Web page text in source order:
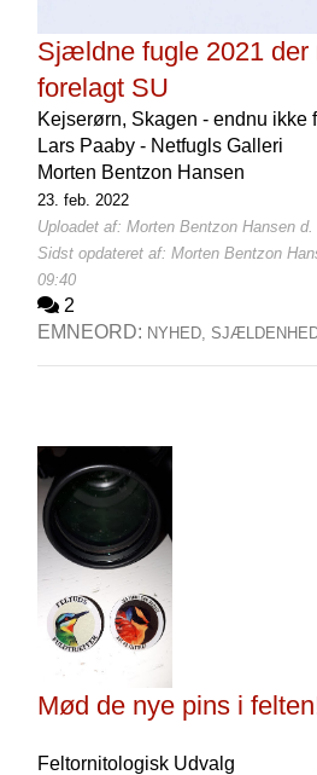
Sjældne fugle 2021 der
forelagt SU
Kejserørn, Skagen - endnu ikke
Lars Paaby - Netfugls Galleri
Morten Bentzon Hansen
23. feb. 2022
Uploadet af: Morten Bentzon Hansen
Sidst opdateret af: Morten Bentzon
09:40
2
EMNEORD: NYHED,
Mød de nye pins i
Feltornitologisk Udvalg